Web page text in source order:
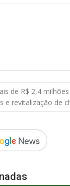
de R$ 2,4
e revitalização de